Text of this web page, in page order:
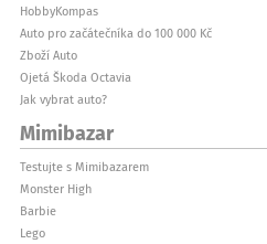
HobbyKompas
Auto pro začátečníka do 100 000 Kč
Zboží Auto
Ojetá Škoda Octavia
Jak vybrat auto?
Mimibazar
Testujte s Mimibazarem
Monster High
Barbie
Lego